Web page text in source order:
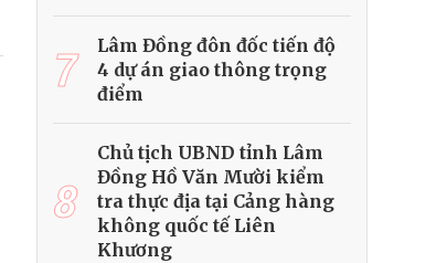
7
Lâm Đồng đôn đốc tiến độ
4 dự án giao thông trọng
điểm
8
Chủ tịch UBND tỉnh Lâm
Đồng Hồ Văn Mười kiểm
tra thực địa tại Cảng hàng
không quốc tế Liên
Khương